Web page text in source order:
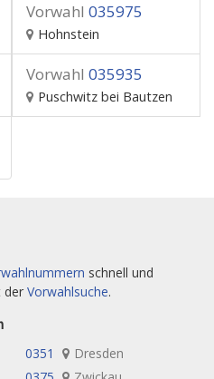
Vorwahl 035975
Hohnstein
Vorwahl 035935
Puschwitz bei Bautzen
schnell und
der Vorwahlsuche.
0351
Dresden